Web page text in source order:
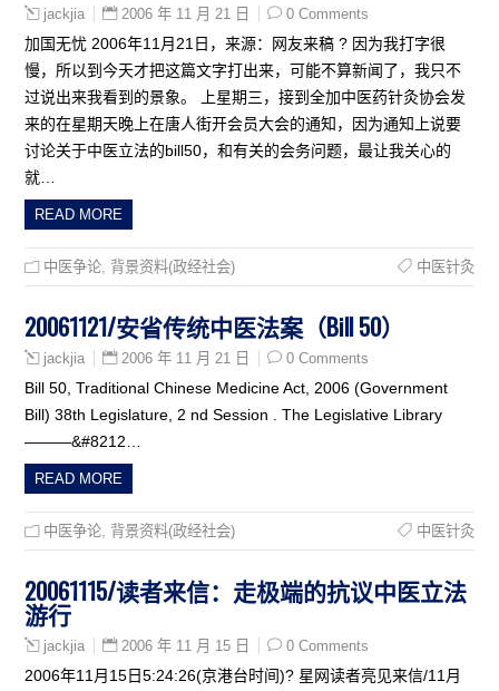
jackjia 2006 年 11 月 21 日 0 Comments
加国无忧 2006年11月21日，来源：网友来稿 ? 因为我打字很
慢，所以到今天才把这篇文字打出来，可能不算新闻了，我只不
过说出来我看到的景象。 上星期三，接到全加中医药针灸协会发
来的在星期天晚上在唐人街开会员大会的通知，因为通知上说要
讨论关于中医立法的bill50，和有关的会务问题，最让我关心的
就…
READ MORE
中医争论 背景资料(政经社会) 中医针灸
20061121/安省传统中医法案（Bill 50）
jackjia 2006 年 11 月 21 日 0 Comments
Bill 50, Traditional Chinese Medicine Act, 2006 (Government
Bill) 38th Legislature, 2 nd Session . The Legislative Library
———&#8212…
READ MORE
中医争论 背景资料(政经社会) 中医针灸
20061115/读者来信：走极端的抗议中医立法
游行
jackjia 2006 年 11 月 15 日 0 Comments
2006年11月15日5:24:26(京港台时间)? 星网读者亮见来信/11月